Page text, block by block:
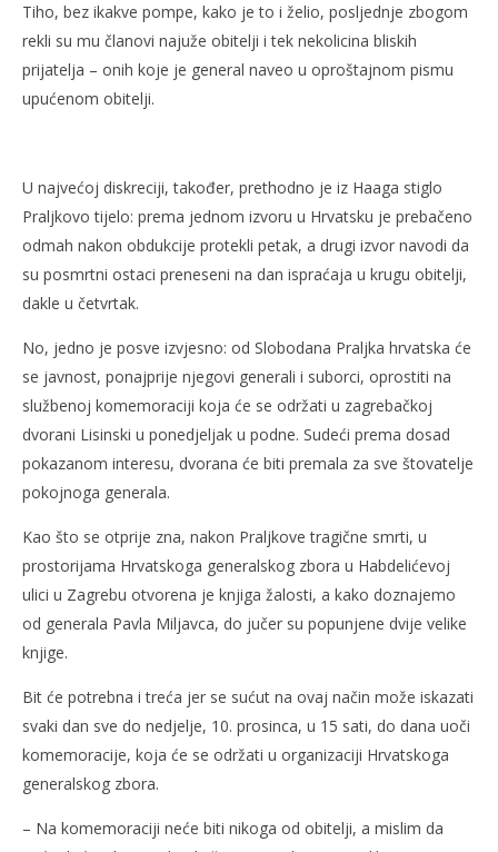
Na Mirogoju ispraćen general Praljak
8.
prosinca
Siroki.com
Tiho, bez ikakve pompe, kako je to i želio, posljednje zbogom
rekli su mu članovi najuže obitelji i tek nekolicina bliskih
prijatelja – onih koje je general naveo u oproštajnom pismu
upućenom obitelji.
U najvećoj diskreciji, također, prethodno je iz Haaga stiglo
Praljkovo tijelo: prema jednom izvoru u Hrvatsku je prebačeno
odmah nakon obdukcije protekli petak, a drugi izvor navodi da
su posmrtni ostaci preneseni na dan ispraćaja u krugu obitelji,
dakle u četvrtak.
No, jedno je posve izvjesno: od Slobodana Praljka hrvatska će
se javnost, ponajprije njegovi generali i suborci, oprostiti na
službenoj komemoraciji koja će se održati u zagrebačkoj
dvorani Lisinski u ponedjeljak u podne. Sudeći prema dosad
pokazanom interesu, dvorana će biti premala za sve štovatelje
pokojnoga generala.
Kao što se otprije zna, nakon Praljkove tragične smrti, u
prostorijama Hrvatskoga generalskog zbora u Habdelićevoj
ulici u Zagrebu otvorena je knjiga žalosti, a kako doznajemo
od generala Pavla Miljavca, do jučer su popunjene dvije velike
knjige.
Bit će potrebna i treća jer se sućut na ovaj način može iskazati
svaki dan sve do nedjelje, 10. prosinca, u 15 sati, do dana uoči
komemoracije, koja će se održati u organizaciji Hrvatskoga
generalskog zbora.
– Na komemoraciji neće biti nikoga od obitelji, a mislim da